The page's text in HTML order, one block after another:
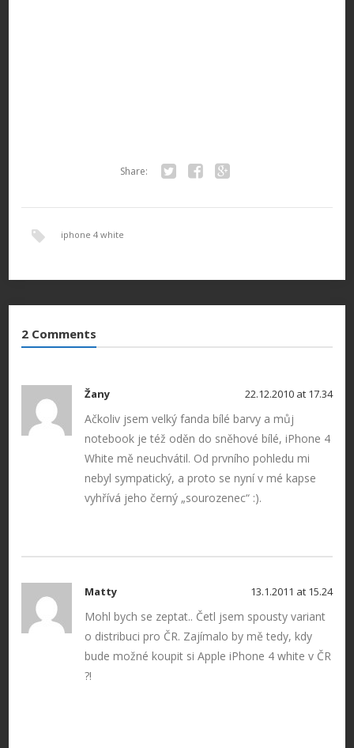
Share:
iphone 4 white
2 Comments
Žany 22.12.2010 at 17.34
Ačkoliv jsem velký fanda bílé barvy a můj
notebook je též oděn do sněhové bílé, iPhone 4
White mě neuchvátil. Od prvního pohledu mi
nebyl sympatický, a proto se nyní v mé kapse
vyhřívá jeho černý „sourozenec“ :).
Matty 13.1.2011 at 15.24
Mohl bych se zeptat.. Četl jsem spousty variant
o distribuci pro ČR. Zajímalo by mě tedy, kdy
bude možné koupit si Apple iPhone 4 white v ČR
?!